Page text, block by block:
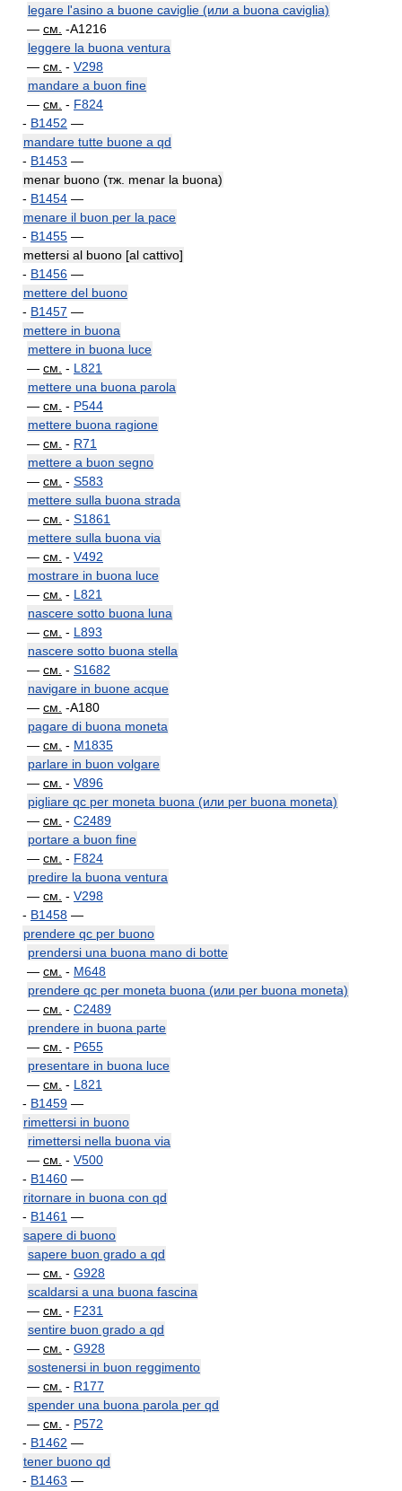
legare l'asino a buone caviglie (или a buona caviglia)
— см. -A1216
leggere la buona ventura
— см. - V298
mandare a buon fine
— см. - F824
- B1452 —
mandare tutte buone a qd
- B1453 —
menar buono (тж. menar la buona)
- B1454 —
menare il buon per la pace
- B1455 —
mettersi al buono [al cattivo]
- B1456 —
mettere del buono
- B1457 —
mettere in buona
mettere in buona luce
— см. - L821
mettere una buona parola
— см. - P544
mettere buona ragione
— см. - R71
mettere a buon segno
— см. - S583
mettere sulla buona strada
— см. - S1861
mettere sulla buona via
— см. - V492
mostrare in buona luce
— см. - L821
nascere sotto buona luna
— см. - L893
nascere sotto buona stella
— см. - S1682
navigare in buone acque
— см. -A180
pagare di buona moneta
— см. - M1835
parlare in buon volgare
— см. - V896
pigliare qc per moneta buona (или per buona moneta)
— см. - C2489
portare a buon fine
— см. - F824
predire la buona ventura
— см. - V298
- B1458 —
prendere qc per buono
prendersi una buona mano di botte
— см. - M648
prendere qc per moneta buona (или per buona moneta)
— см. - C2489
prendere in buona parte
— см. - P655
presentare in buona luce
— см. - L821
- B1459 —
rimettersi in buono
rimettersi nella buona via
— см. - V500
- B1460 —
ritornare in buona con qd
- B1461 —
sapere di buono
sapere buon grado a qd
— см. - G928
scaldarsi a una buona fascina
— см. - F231
sentire buon grado a qd
— см. - G928
sostenersi in buon reggimento
— см. - R177
spender una buona parola per qd
— см. - P572
- B1462 —
tener buono qd
- B1463 —